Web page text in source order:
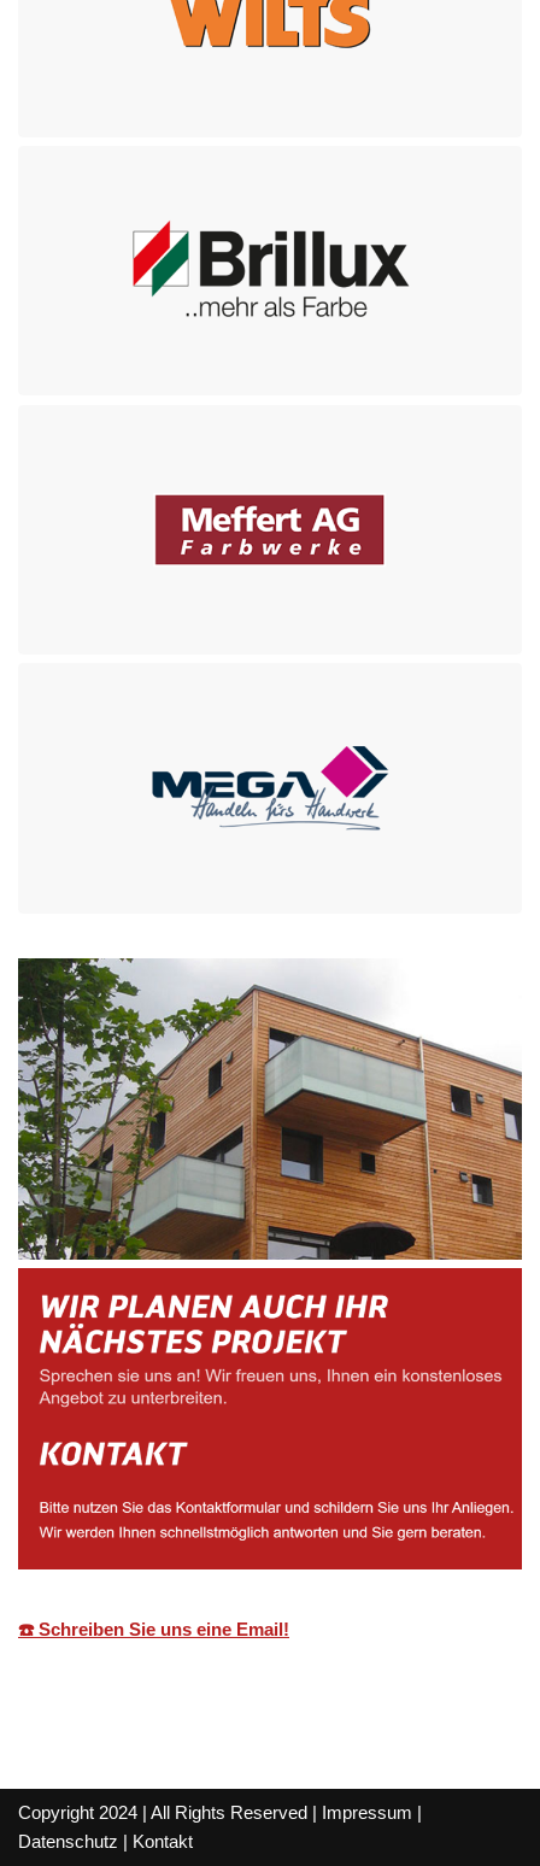
☎️ Schreiben Sie uns eine Email!
Copyright 2024 | All Rights Reserved | Impressum |
Datenschutz | Kontakt